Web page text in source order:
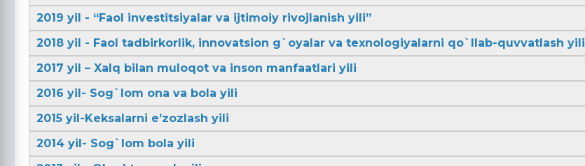
2019 yil - “Faol investitsiyalar va ijtimoiy rivojlanish yili”
2018 yil - Faol tadbirkorlik, innovatsion g`oyalar va texnologiyalarni qo`llab-quvvatlash yili
2017 yil – Xalq bilan muloqot va inson manfaatlari yili
2016 yil- Sog`lom ona va bola yili
2015 yil-Keksalarni e’zozlash yili
2014 yil- Sog`lom bola yili